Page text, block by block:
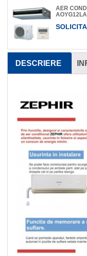
AER
DESCRIERE